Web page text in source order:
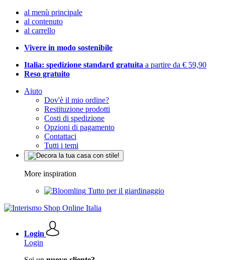
al menù principale
al contenuto
al carrello
Vivere in modo sostenibile
Italia: spedizione standard gratuita a partire da € 59,90
Reso gratuito
Aiuto
Dov'è il mio ordine?
Restituzione prodotti
Costi di spedizione
Opzioni di pagamento
Contattaci
Tutti i temi
More inspiration
Tutto per il giardinaggio
Login
Login